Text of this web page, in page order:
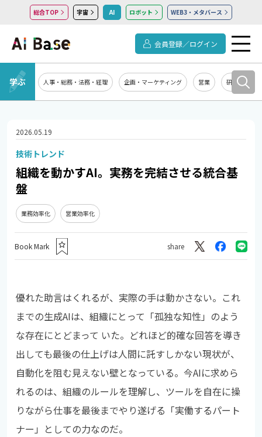
総合TOP 宇宙 AI ロボット WEB3・メタバース
会員登録／ログイン
学ぶ 人事・総務・法務・経理 企画・マーケティング 営業 研究開発
2026.05.19
技術トレンド
組織を動かすAI。実務を完結させる統合基
盤
業務効率化 営業効率化
Book Mark share
優れた助言はくれるが、実際の手は動かさない。これ
までの生成AIは、組織にとって「孤独な知性」のよう
な存在にとどまって いた。どれほど的確な回答を導き
出しても最後の仕上げは人間に託すしかない現状が、
自動化を阻む見えない壁となっている。今AIに求めら
れるのは、組織のルールを理解し、ツールを自在に操
りながら仕事を最後までやり遂げる「実働するパート
ナー」としての力なのだ。